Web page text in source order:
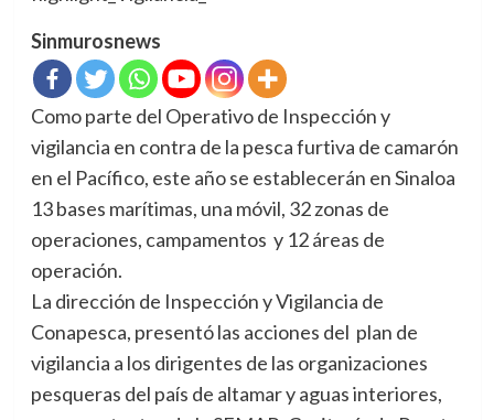
Sinmurosnews
Como parte del Operativo de Inspección y
vigilancia en contra de la pesca furtiva de camarón
en el Pacífico, este año se establecerán en Sinaloa
13 bases marítimas, una móvil, 32 zonas de
operaciones, campamentos y 12 áreas de
operación.
La dirección de Inspección y Vigilancia de
Conapesca, presentó las acciones del plan de
vigilancia a los dirigentes de las organizaciones
pesqueras del país de altamar y aguas interiores,